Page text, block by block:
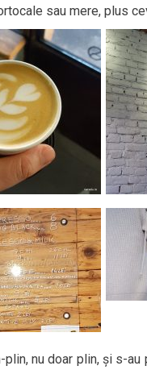
sau mere, plus
nu doar plin, și s-